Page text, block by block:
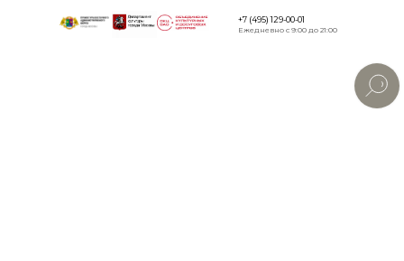
Версия
+7 (495) 129-00-01
Ежедневно с 9:00 до 21:00